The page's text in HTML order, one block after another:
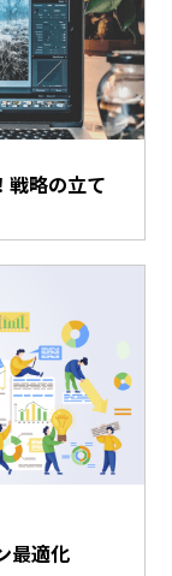
戦略の立て
最適化